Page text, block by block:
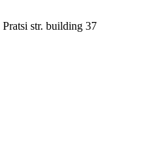
Pratsi str. building 37